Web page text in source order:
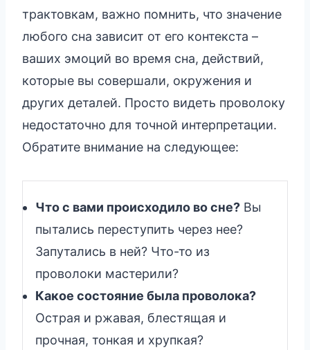
трактовкам, важно помнить, что значение
любого сна зависит от его контекста –
ваших эмоций во время сна, действий,
которые вы совершали, окружения и
других деталей. Просто видеть проволоку
недостаточно для точной интерпретации.
Обратите внимание на следующее:
Что с вами происходило во сне? Вы
пытались переступить через нее?
Запутались в ней? Что-то из
проволоки мастерили?
Какое состояние была проволока?
Острая и ржавая, блестящая и
прочная, тонкая и хрупкая?